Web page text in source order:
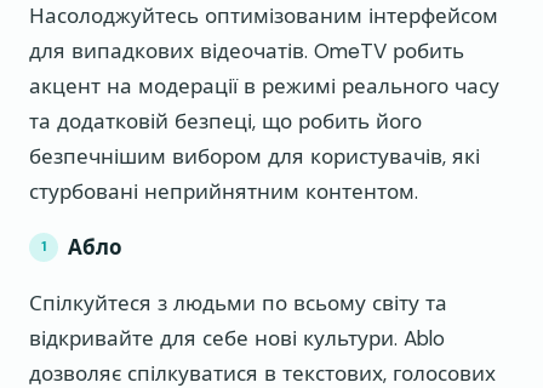
Насолоджуйтесь оптимізованим інтерфейсом
для випадкових відеочатів. OmeTV робить
акцент на модерації в режимі реального часу
та додатковій безпеці, що робить його
безпечнішим вибором для користувачів, які
стурбовані неприйнятним контентом.
Абло
Спілкуйтеся з людьми по всьому світу та
відкривайте для себе нові культури. Ablo
дозволяє спілкуватися в текстових, голосових